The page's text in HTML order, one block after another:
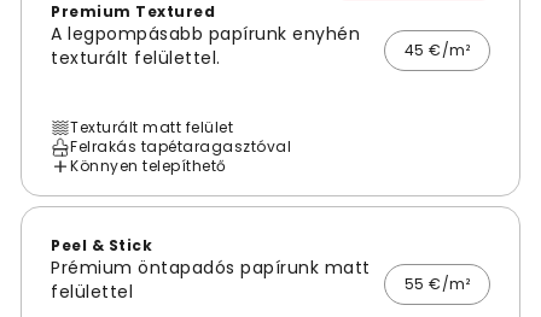
Premium Textured
A legpompásabb papírunk enyhén
texturált felülettel.
45 €/m²
Texturált matt felület
Felrakás tapétaragasztóval
Könnyen telepíthető
Peel & Stick
Prémium öntapadós papírunk matt
felülettel
55 €/m²